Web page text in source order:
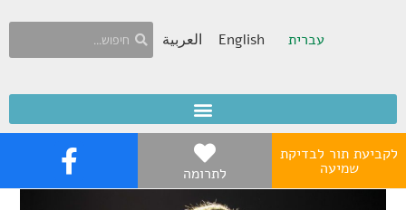
עברית English العربية
לקביעת תור לבדיקת
שמיעה לתרומה